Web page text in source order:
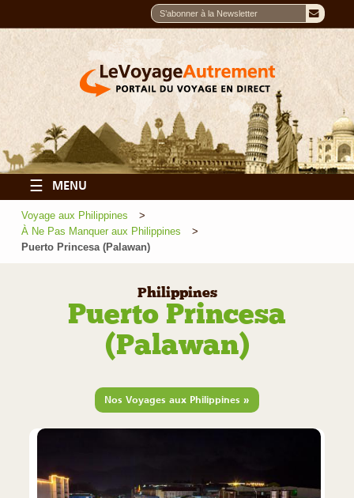
☰ MENU
Voyage aux Philippines
À Ne Pas Manquer aux Philippines
Puerto Princesa (Palawan)
Philippines
Puerto Princesa
(Palawan)
Nos Voyages aux Philippines »